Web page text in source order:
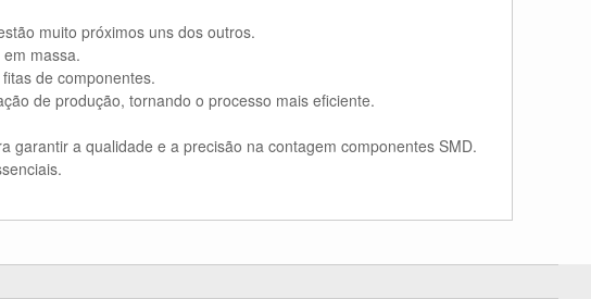
muito próximos uns dos outros.
massa.
de componentes.
de produção, tornando o processo mais eficiente.
garantir a qualidade e a precisão na contagem componentes SMD.